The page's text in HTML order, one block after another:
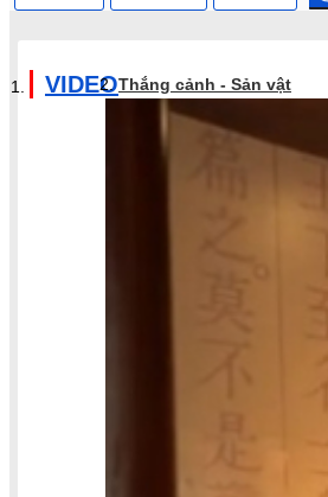
VIDEOThắng cảnh - Sản vật